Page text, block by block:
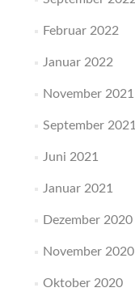
Februar 2022
Januar 2022
November 2021
September 2021
Juni 2021
Januar 2021
Dezember 2020
November 2020
Oktober 2020